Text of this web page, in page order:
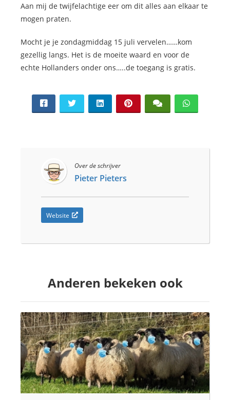
Aan mij de twijfelachtige eer om dit alles aan elkaar te
mogen praten.
Mocht je je zondagmiddag 15 juli vervelen……kom
gezellig langs. Het is de moeite waard en voor de
echte Hollanders onder ons…..de toegang is gratis.
Over de schrijver
Pieter Pieters
Website
Anderen bekeken ook